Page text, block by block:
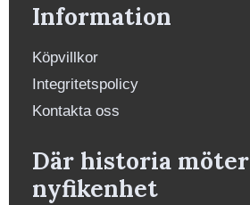
Information
Köpvillkor
Integritetspolicy
Kontakta oss
Där historia möter
nyfikenhet